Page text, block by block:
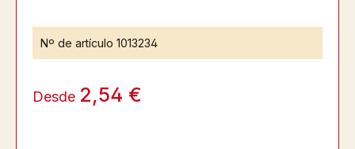
Nº de artículo 1013234
Desde 2,54 €